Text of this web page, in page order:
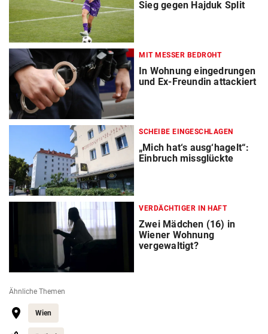
Sieg gegen Hajduk Split
MIT MESSER BEDROHT
In Wohnung eingedrungen
und Ex-Freundin attackiert
SCHEIBE EINGESCHLAGEN
„Mich hat‘s ausg‘hagelt“:
Einbruch missglückte
VERDÄCHTIGER IN HAFT
Zwei Mädchen (16) in
Wiener Wohnung
vergewaltigt?
Ähnliche Themen
Wien